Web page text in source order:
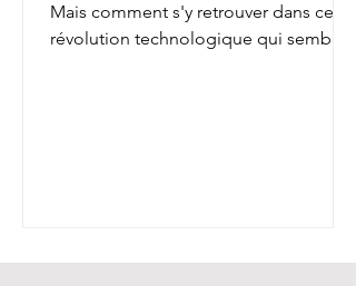
Mais comment s'y retrouver dans cette
révolution technologique qui semble